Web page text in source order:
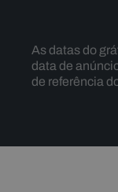
As datas do
data de
de referência